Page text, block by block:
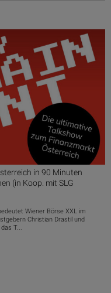
in 90 Minuten
(in Koop. mit SLG
Wiener Börse XXL im
Christian Drastil und
T...